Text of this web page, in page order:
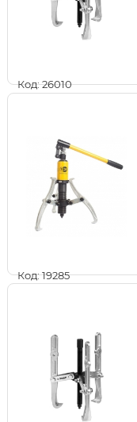
Код: 26010
Код: 19285